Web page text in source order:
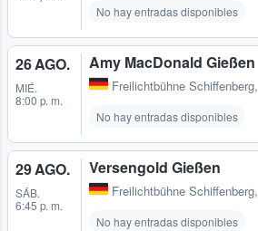
No hay entradas disponibles
26 AGO.
MIÉ.
8:00 p. m.
Amy MacDonald Gießen
Freilichtbühne Schiffenberg,
No hay entradas disponibles
29 AGO.
SÁB.
6:45 p. m.
Versengold Gießen
Freilichtbühne Schiffenberg,
No hay entradas disponibles